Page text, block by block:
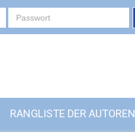
RANGLISTE DER AUTOREN